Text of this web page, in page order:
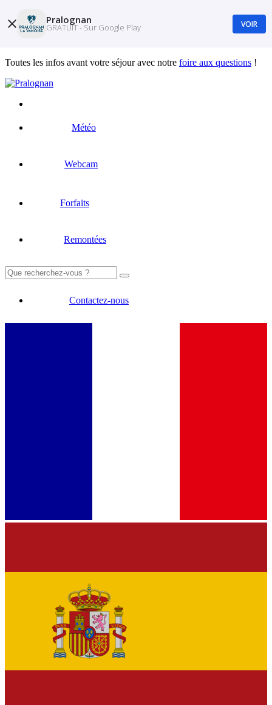
Toutes les infos avant votre séjour avec notre foire aux questions !
Météo
Webcam
Forfaits
Remontées
Rechercher :
Contactez-nous
Pralognan
GRATUIT - Sur Google Play VOIR